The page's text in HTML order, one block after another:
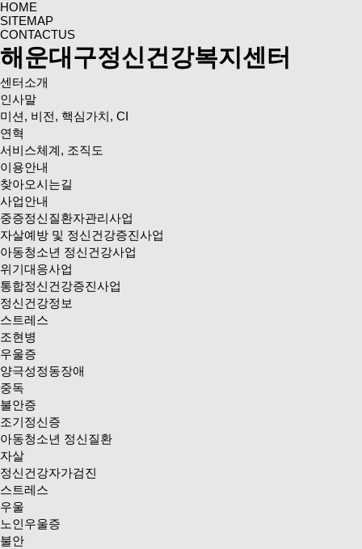
HOME
SITEMAP
CONTACTUS
해운대구정신건강복지센터
센터소개
인사말
미션, 비전, 핵심가치, CI
연혁
서비스체계, 조직도
이용안내
찾아오시는길
사업안내
중증정신질환자관리사업
자살예방 및 정신건강증진사업
아동청소년 정신건강사업
위기대응사업
통합정신건강증진사업
정신건강정보
스트레스
조현병
우울증
양극성정동장애
중독
불안증
조기정신증
아동청소년 정신질환
자살
정신건강자가검진
스트레스
우울
노인우울증
불안